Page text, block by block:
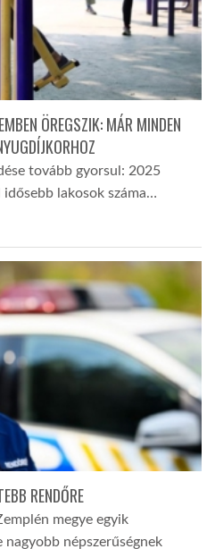
ÖREGSZIK: MÁR MINDEN
tovább gyorsul: 2025
idősebb lakosok száma…
RENDŐRE
megye egyik
nagyobb népszerűségnek